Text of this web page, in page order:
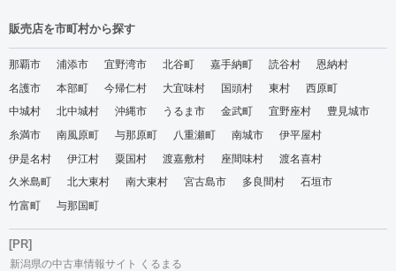
販売店を市町村から探す
那覇市 浦添市 宜野湾市 北谷町 嘉手納町 読谷村
恩納村
名護市
本部町 今帰仁村 大宜味村 国頭村 東村
西原町
中城村
北中城村 沖縄市 うるま市 金武町 宜野座村
豊見城市
糸満市
南風原町 与那原町 八重瀬町 南城市
伊平屋村
伊是名村
伊江村 粟国村 渡嘉敷村 座間味村
渡名喜村
久米島町
北大東村 南大東村 宮古島市 多良間村
石垣市
竹富町
与那国町
[PR]
新潟県の中古車情報サイト くるまる